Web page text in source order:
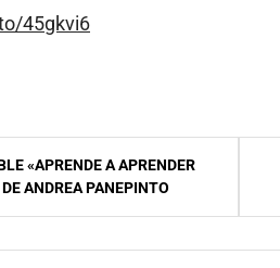
45gkvi6
«APRENDE A APRENDER
ANDREA PANEPINTO